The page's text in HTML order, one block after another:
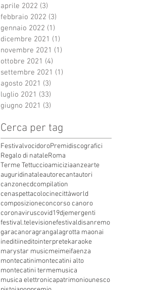
aprile 2022 (3)
febbraio 2022 (3)
gennaio 2022 (1)
dicembre 2021 (1)
novembre 2021 (1)
ottobre 2021 (4)
settembre 2021 (1)
agosto 2021 (3)
luglio 2021 (33)
giugno 2021 (3)
Cerca per tag
FestivalvocidoroPremidiscografici
Regalo di nataleRoma
Terme Tettuccioamiciziaanzearte
auguridinataleautorecantautori
canzonecdcompilation
cenaspettacolocinecittàworld
composizioneconcorso canoro
coronaviruscovid19djemergenti
festival.televisionefestivaldisanremo
garacanoragrangalagrotta maonai
ineditiineditointerpretekaraoke
marystar musicmeimeifaenza
montecatinimontecatini alto
montecatini termemusica
musica elettronicapatrimoniounesco